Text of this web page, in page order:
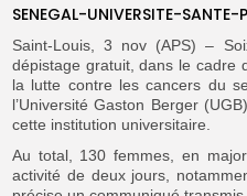
SENEGAL-UNIVERSITE-SANTE-
Saint-Louis, 3 nov (APS) –
dépistage gratuit, dans le cadre
la lutte contre les cancers du
l’Université Gaston Berger
cette institution universitaire.
Au total, 130 femmes, en
activité de deux jours,